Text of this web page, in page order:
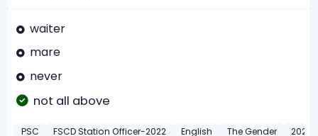
waiter
mare
never
not all above
PSC FSCD Station Officer-2022 English The Gender 2022